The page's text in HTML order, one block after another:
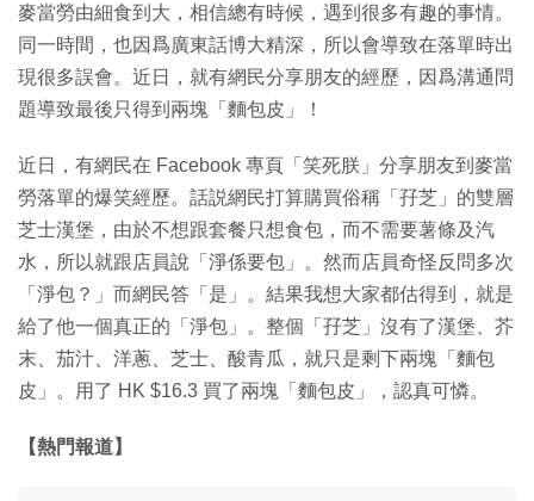
麥當勞由細食到大，相信總有時候，遇到很多有趣的事情。
同一時間，也因爲廣東話博大精深，所以會導致在落單時出
現很多誤會。近日，就有網民分享朋友的經歷，因爲溝通問
題導致最後只得到兩塊「麵包皮」！
近日，有網民在 Facebook 專頁「笑死朕」分享朋友到麥當
勞落單的爆笑經歷。話説網民打算購買俗稱「孖芝」的雙層
芝士漢堡，由於不想跟套餐只想食包，而不需要薯條及汽
水，所以就跟店員說「淨係要包」。然而店員奇怪反問多次
「淨包？」而網民答「是」。結果我想大家都估得到，就是
給了他一個真正的「淨包」。整個「孖芝」沒有了漢堡、芥
末、茄汁、洋蔥、芝士、酸青瓜，就只是剩下兩塊「麵包
皮」。用了 HK $16.3 買了兩塊「麵包皮」，認真可憐。
【熱門報道】